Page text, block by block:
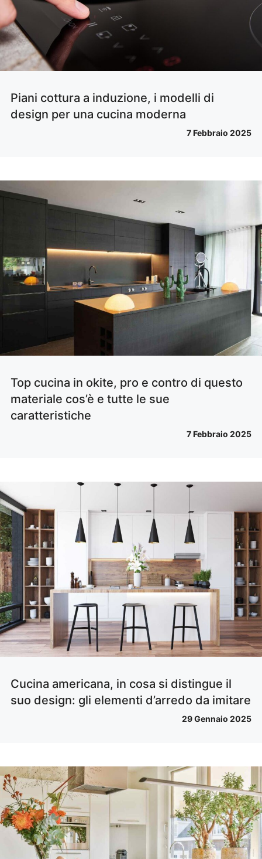
Piani cottura a induzione, i modelli di
design per una cucina moderna
7 Febbraio 2025
Top cucina in okite, pro e contro di questo
materiale cos’è e tutte le sue
caratteristiche
7 Febbraio 2025
Cucina americana, in cosa si distingue il
suo design: gli elementi d’arredo da imitare
29 Gennaio 2025